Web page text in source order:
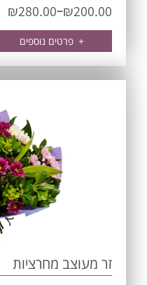
₪200.00
–
₪280.00
+ פרטים נוספים
זר מעוצב מחרציות